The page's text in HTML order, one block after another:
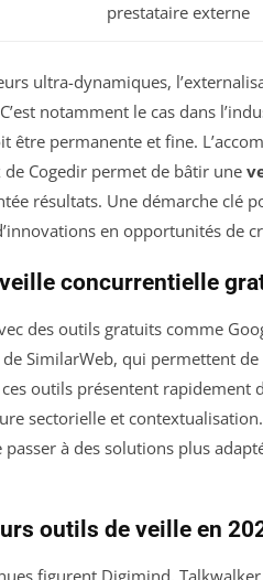
prestataire externe
ultra-dynamiques,
notamment le cas dans
être permanente et fine.
Cogedir permet de bâtir une
résultats. Une démarche clé
en opportunités de
concurrentielle
des outils gratuits comme
SimilarWeb, qui permettent
outils présentent rapidement
sectorielle et
à des solutions plus
outils de veille en
figurent Digimind, Talkwalker